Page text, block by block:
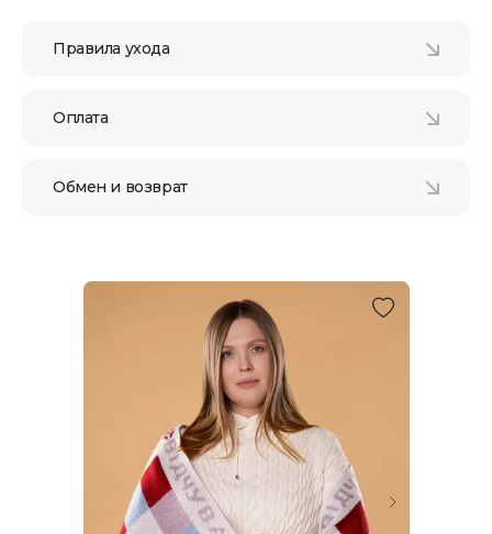
Правила ухода
Оплата
Обмен и возврат